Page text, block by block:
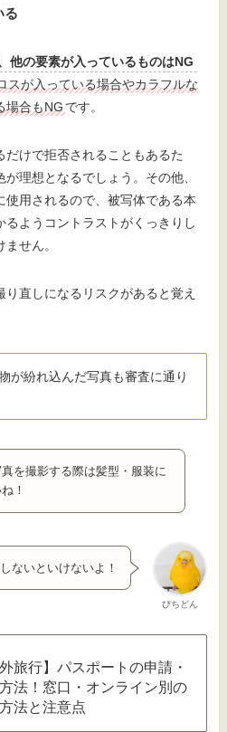
る
他の要素が入っているものはNG
スが入っている場合やカラフルな
場合もNG です。
けで拒否されることもあるた
理想となるでしょう。その他、
使用されるので、被写体である本
るようコントラストがくっきりし
せん。
直しになるリスクがあると覚え
が紛れ込んだ写真も審査に通り
を撮影する際は髪型・服装に
！
ぴちどん
ないといけないよ！
外旅行】パスポートの申請・
法！窓口・オンライン別の
法と注意点